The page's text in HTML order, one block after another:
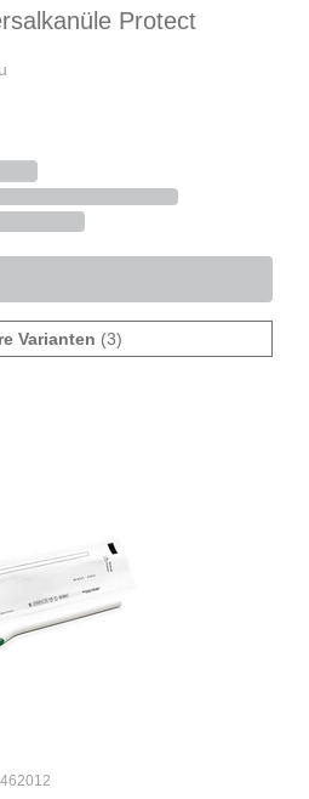
Protect
Varianten (3)